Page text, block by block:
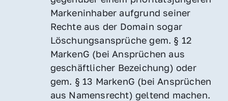
Markeninhaber aufgrund seiner
Rechte aus der Domain sogar
Löschungsansprüche gem. § 12
MarkenG (bei Ansprüchen aus
geschäftlicher Bezeichung) oder
gem. § 13 MarkenG (bei Ansprüchen
aus Namensrecht) geltend machen.